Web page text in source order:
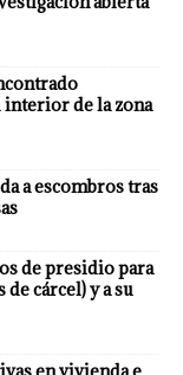
interior de la zona
a escombros tras
de presidio para
cárcel) y a su